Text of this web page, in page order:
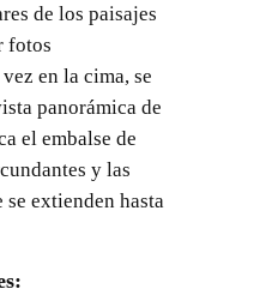
de los paisajes
fotos
en la cima, se
panorámica de
el embalse de
y las
se extienden hasta